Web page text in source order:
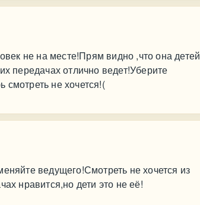
не на месте!Прям видно ,что она детей
передачах отлично ведет!Уберите
не хочется!(
ведущего!Смотреть не хочется из
нравится,но дети это не её!